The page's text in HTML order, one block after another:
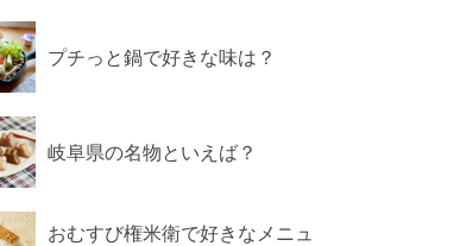
プチっと鍋で好きな味は？
岐阜県の名物といえば？
おむすび権米衛で好きなメニュ